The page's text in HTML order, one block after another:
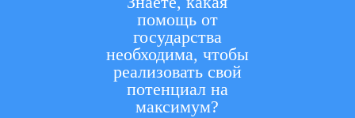
помощь от
государства
необходима, чтобы
реализовать свой
потенциал на
максимум?